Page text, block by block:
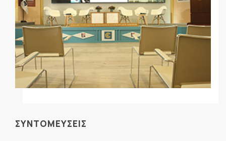
ΣΥΝΤΟΜΕΥΣΕΙΣ